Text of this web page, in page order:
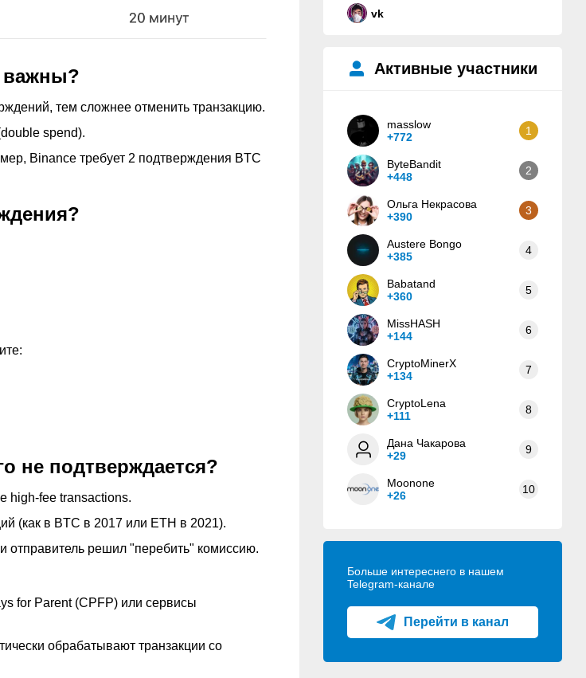
важны?
тем сложнее отменить транзакцию.
spend).
Binance требует 2 подтверждения BTC
не подтверждается?
high-fee transactions.
(как в BTC в 2017 или ETH в 2021).
решил "перебить" комиссию.
for Parent (CPFP) или сервисы
обрабатывают транзакции со
vk
Активные участники
masslow
+772
1
ByteBandit
+448
2
Ольга Некрасова
+390
3
Austere Bongo
+385
4
Babatand
+360
5
MissHASH
+144
6
CryptoMinerX
+134
7
CryptoLena
+111
8
Дана Чакарова
+29
9
Moonone
+26
10
Больше интереснего в нашем
Telegram-канале
Перейти в канал